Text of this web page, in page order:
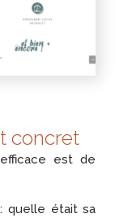
concret
est de
quelle était sa